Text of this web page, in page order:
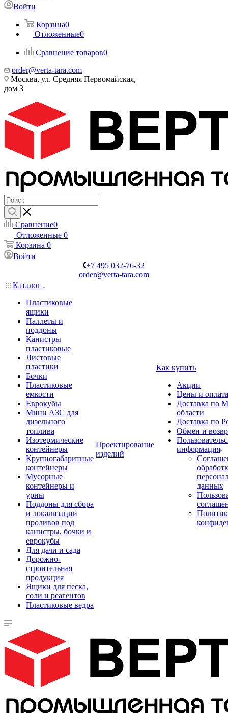
Войти
Корзина0
Отложенные0
Сравнение товаров0
order@verta-tara.com
Москва, ул. Средняя Первомайская,
дом 3
Сравнение0
Отложенные 0
Корзина 0
Войти
+7 495 032-76-32
order@verta-tara.com
Каталог
Пластиковые
ящики
Паллеты и
поддоны
Канистры
пластиковые
Листовые
пластики
Бочки
Пластиковые
емкости
Еврокубы
Мини АЗС для
дизельного
топлива
Изотермические
контейнеры
Крупногабаритные
контейнеры
Мусорные
контейнеры и
урны
Поддоны для сбора
и локализации
проливов под
канистры, бочки и
еврокубы
Для дачи и сада
Дорожно-
строительная
продукция
Ящики для песка,
соли и реагентов
Пластиковые ведра
Проектирование
изделий
Как купить
Акции
Цены и оплата
Доставка по
области
Доставка по
Обмен и
информация
данных